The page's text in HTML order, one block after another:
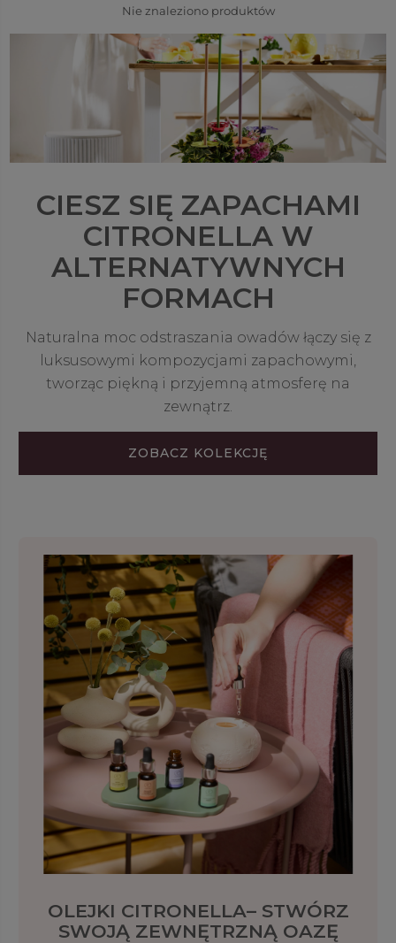
zapachem, który umila chwile i podkreśla charakter
miejsca. To idealne rozwiązanie na letnie spotkania,
rodzinne przyjęcia i codzienny relaks. Odkryj stylowe
połączenie pięknego zapachu i praktyczności – bez
dymu i bez aerozoli.
Nie znaleziono produktów
CIESZ SIĘ ZAPACHAMI
CITRONELLA W
ALTERNATYWNYCH
FORMACH
Naturalna moc odstraszania owadów łączy się z
luksusowymi kompozycjami zapachowymi,
tworząc piękną i przyjemną atmosferę na
zewnątrz.
ZOBACZ KOLEKCJĘ
OLEJKI CITRONELLA– STWÓRZ
SWOJĄ ZEWNĘTRZNĄ OAZĘ